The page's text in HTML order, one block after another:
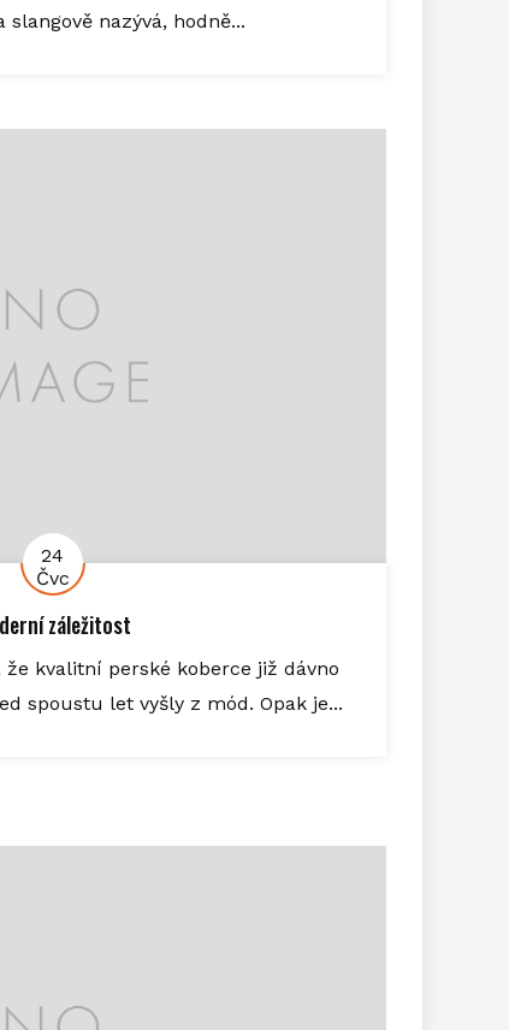
slangově nazývá, hodně...
24
Čvc
záležitost
kvalitní perské koberce již dávno
spoustu let vyšly z mód. Opak je...